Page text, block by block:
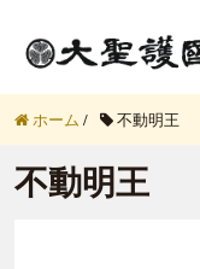
ホーム / 不動明王
不動明王